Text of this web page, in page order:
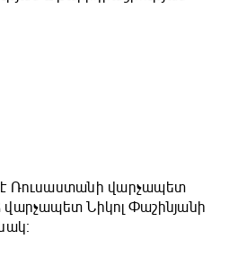
է Ռուսաստանի վարչապետ
վարչապետ Նիկոլ Փաշինյանի